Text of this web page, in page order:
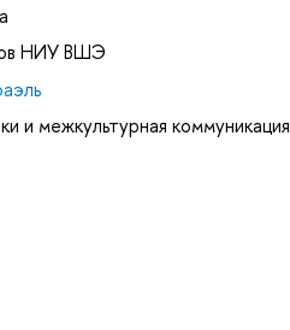
НИУ ВШЭ
и межкультурная коммуникация